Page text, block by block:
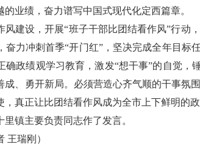
业绩，奋力谱写中国式现代化定西篇章。
建设，开展“班子干部比团结看作风”行动
力冲刺首季“开门红”，坚决完成全年目标
政绩观学习教育，激发“想干事”的自觉，
、勇开新局。必须营造心齐气顺的干事氛
真正让比团结看作风成为全市上下鲜明的
镇主要负责同志作了发言。
王瑞刚 ）